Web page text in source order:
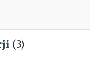
(3)